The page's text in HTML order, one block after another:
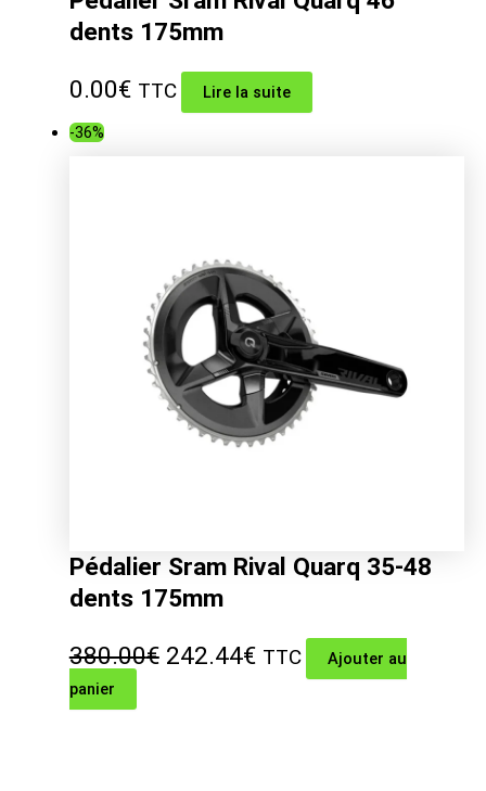
dents 175mm
0.00€ TTC Lire la suite
-36%
Pédalier Sram Rival Quarq 35-48
dents 175mm
380.00€ Le
242.44€Le
TTC
Ajouter au
panier